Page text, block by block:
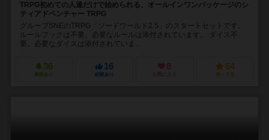
TRPG初めての人達だけで始められる、オールインワンパッケージのシ
ティアドベンチャー TRPG
グループSNEのTRPG「ソードワールド2.5」のスタートセットです。
ルールブックは不要。必要なルールは添付されています。 ダイス不
要。必要なダイスは添付されていま...
36
興味あり
16
経験あり
8
お気に入り
64
持ってる